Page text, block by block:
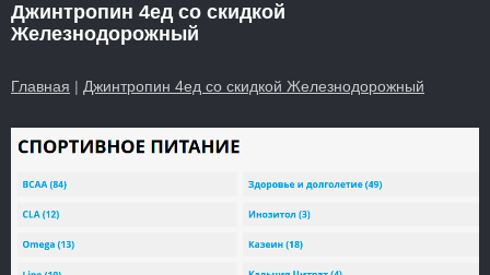
Джинтропин 4ед со скидкой
Железнодорожный
Главная | Джинтропин 4ед со скидкой Железнодорожный